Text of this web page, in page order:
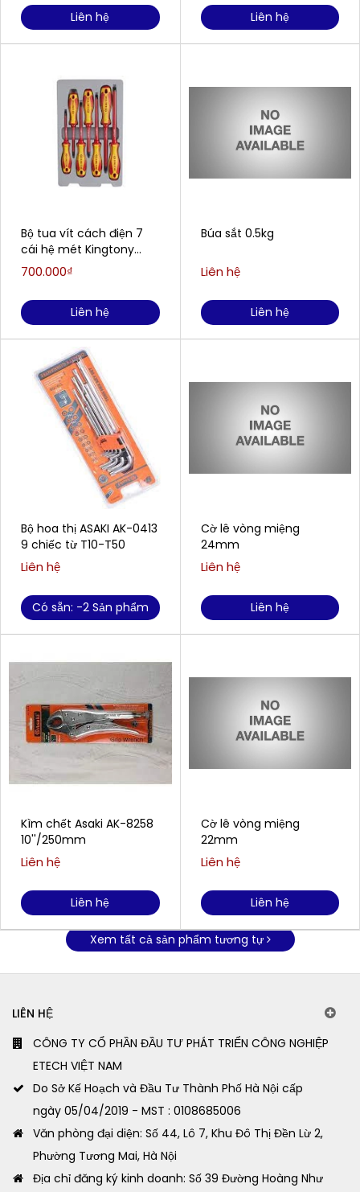
Liên hệ
Bộ tua vít cách điện 7
cái hệ mét Kingtony
30617MR
700.000₫
Liên hệ
Bộ hoa thị ASAKI AK-0413
9 chiếc từ T10-T50
Liên hệ
Có sẵn: -2 Sản phẩm
Kìm chết Asaki AK-8258
10''/250mm
Liên hệ
Liên hệ
Liên hệ
Búa sắt 0.5kg
Liên hệ
Liên hệ
Cờ lê vòng miệng
24mm
Liên hệ
Liên hệ
Cờ lê vòng miệng
22mm
Liên hệ
Liên hệ
Xem tất cả sản phẩm tương tự
LIÊN HỆ
CÔNG TY CỔ PHẦN ĐẦU TƯ PHÁT TRIỂN CÔNG NGHIỆP
ETECH VIỆT NAM
Do Sở Kế Hoạch và Đầu Tư Thành Phố Hà Nội cấp
ngày 05/04/2019 - MST : 0108685006
Văn phòng đại diện: Số 44, Lô 7, Khu Đô Thị Đền Lừ 2,
Phường Tương Mai, Hà Nội
Địa chỉ đăng ký kinh doanh: Số 39 Đường Hoàng Như